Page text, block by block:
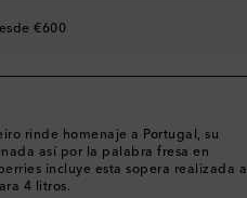
€600
rinde homenaje a Portugal, su
así por la palabra fresa en
incluye esta sopera realizada a
4 litros.